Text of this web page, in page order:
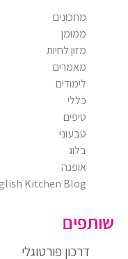
מתכונים
ממומן
מזון לחיות
מאמרים
לימודים
כללי
טיפים
טבעוני
בלוג
אופנה
Kitchen Blog
שותפים
דרכון פורטוגלי